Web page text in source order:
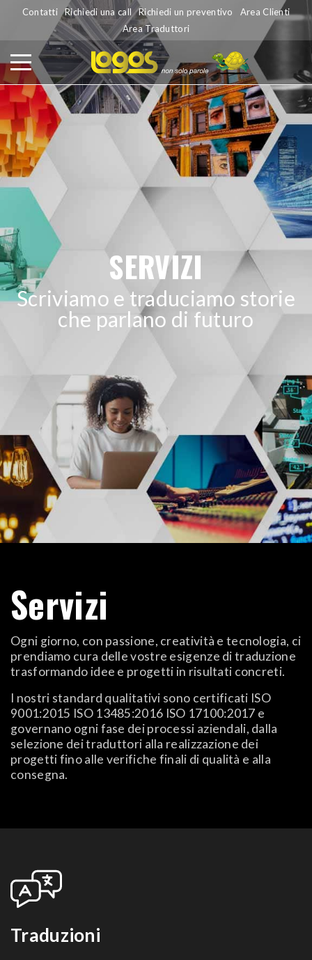
Contatti Richiedi una call Richiedi un preventivo
Area Clienti
Area Traduttori
SERVIZI
Scriviamo e traduciamo storie
che parlano di futuro
Servizi
Ogni giorno, con passione, creatività e tecnologia, ci
prendiamo cura delle vostre esigenze di traduzione
trasformando idee e progetti in risultati concreti.
I nostri standard qualitativi sono certificati ISO
9001:2015 ISO 13485:2016 ISO 17100:2017 e
governano ogni fase dei processi aziendali, dalla
selezione dei traduttori alla realizzazione dei
progetti fino alle verifiche finali di qualità e alla
consegna.
Traduzioni